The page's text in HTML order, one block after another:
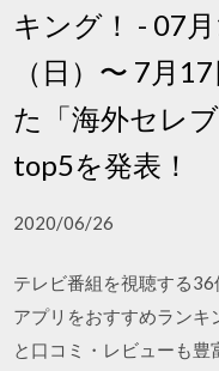
キング！ - 07
（日）〜 7月
た「海外セレ
top5を発表！
2020/06/26
テレビ番組を視聴する
アプリをおすすめランキ
と口コミ・レビューも豊